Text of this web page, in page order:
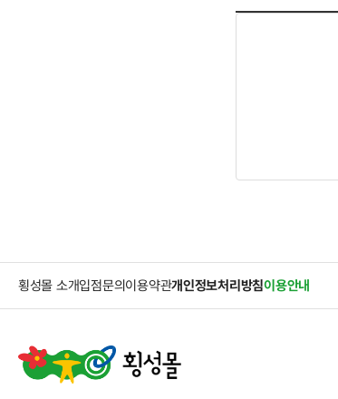
횡성몰 소개입점문의이용약관개인정보처리방침이용안내